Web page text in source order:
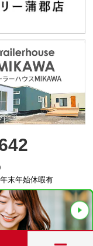
末年始休暇有
会社